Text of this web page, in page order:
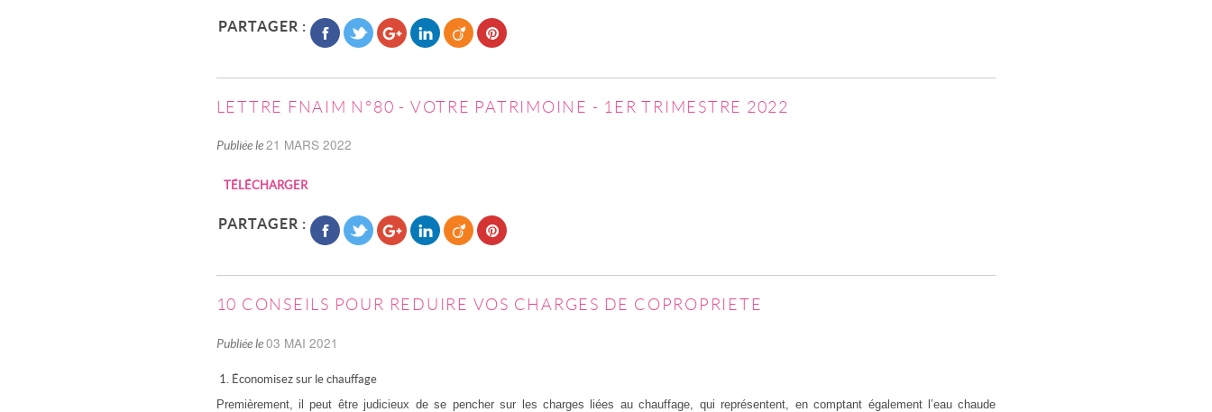
PARTAGER :
LETTRE FNAIM N°80 - VOTRE PATRIMOINE - 1ER TRIMESTRE 2022
Publiée le 21 MARS 2022
TÉLÉCHARGER
PARTAGER :
10 CONSEILS POUR REDUIRE VOS CHARGES DE COPROPRIETE
Publiée le 03 MAI 2021
1. Économisez sur le chauffage
Premièrement, il peut être judicieux de se pencher sur les charges liées au chauffage, qui représentent, en comptant également l’eau chaude